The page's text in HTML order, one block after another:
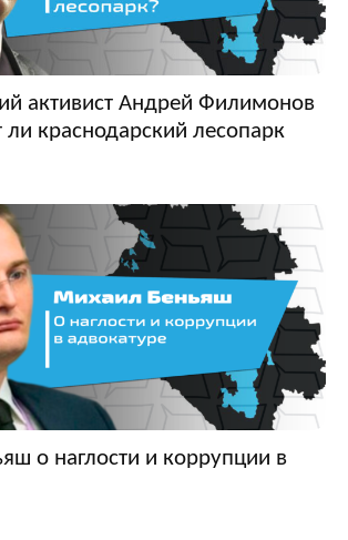
активист Андрей Филимонов
ли краснодарский лесопарк
о наглости и коррупции в